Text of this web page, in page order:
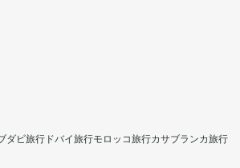
ダビ旅行 ドバイ旅行モロッコ旅行カサブランカ旅行